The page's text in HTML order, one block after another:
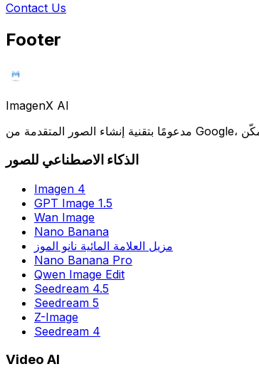
Contact Us
Footer
ImagenX AI
الذكاء الاصطناعي للصور
Imagen 4
GPT Image 1.5
Wan Image
Nano Banana
مزيل العلامة المائية نانو الموز
Nano Banana Pro
Qwen Image Edit
Seedream 4.5
Seedream 5
Z-Image
Seedream 4
Video AI